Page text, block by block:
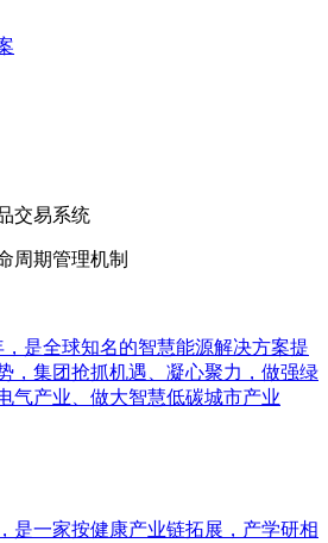
交易系统
周期管理机制
，是全球知名的智慧能源解决方案提
，集团抢抓机遇、凝心聚力，做强绿
气产业、做大智慧低碳城市产业
是一家按健康产业链拓展，产学研相